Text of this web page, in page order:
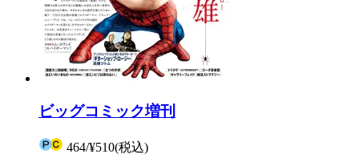
ビッグコミック増刊
464/¥510(税込)